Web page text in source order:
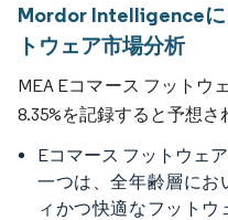
Mordor Intelligenceに
トウェア市場分析
MEA Eコマース フットウ
8.35%を記録すると予想さ
Eコマース フットウェ
一つは、全年齢層にお
ィかつ快適なフット